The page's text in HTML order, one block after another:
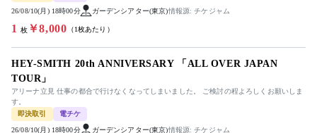
26/08/10(月) 18時00分 ガーデンシアター(東京)情報源: チケジャム
1 枚￥8,000 （1枚あたり）
HEY-SMITH 20th ANNIVERSARY 「ALL OVER JAPAN
TOUR」
アリーナ立見 仕事の都合で行けなくなってしまいました。 ご検討の程よろしくお願いしま
す。
即決取引
電チケ
26/08/10(月) 18時00分 ガーデンシアター(東京)情報源: チケジャム